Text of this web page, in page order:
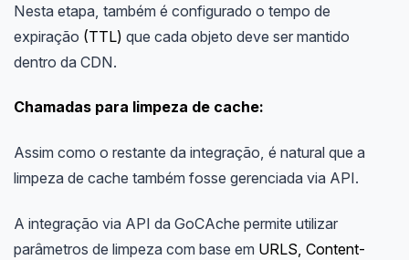
Nesta etapa, também é configurado o tempo de
expiração (TTL) que cada objeto deve ser mantido
dentro da CDN.
Chamadas para limpeza de cache:
Assim como o restante da integração, é natural que a
limpeza de cache também fosse gerenciada via API.
A integração via API da GoCAche permite utilizar
parâmetros de limpeza com base em URLS, Content-